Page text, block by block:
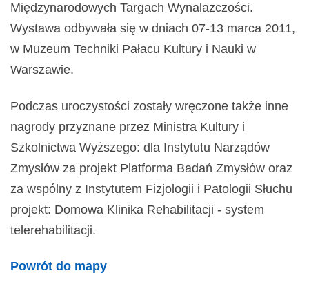
Międzynarodowych Targach Wynalazczości.
Wystawa odbywała się w dniach 07-13 marca 2011,
w Muzeum Techniki Pałacu Kultury i Nauki w
Warszawie.
Podczas uroczystości zostały wręczone także inne
nagrody przyznane przez Ministra Kultury i
Szkolnictwa Wyższego: dla Instytutu Narządów
Zmysłów za projekt Platforma Badań Zmysłów oraz
za wspólny z Instytutem Fizjologii i Patologii Słuchu
projekt: Domowa Klinika Rehabilitacji - system
telerehabilitacji.
Powrót do mapy